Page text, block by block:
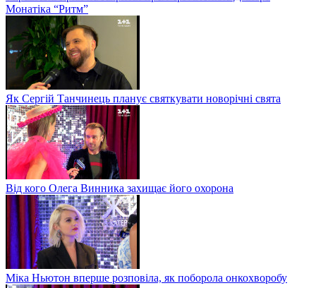
Монатіка “Ритм”
Як Сергій Танчинець планує святкувати новорічні свята
Від кого Олега Винника захищає його охорона
Міка Ньютон вперше розповіла, як поборола онкохворобу